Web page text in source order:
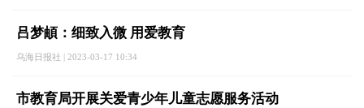
吕梦頔：细致入微 用爱教育
乌海日报社 | 2023-03-17 10:34
市教育局开展关爱青少年儿童志愿服务活动